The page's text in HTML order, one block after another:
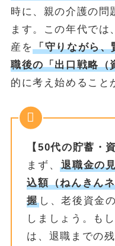
時に、親の介護の問
ます。この年代では
産を「守りながら、
職後の「出口戦略（
的に考え始めること
【50代の貯蓄・
まず、退職金の
込額（ねんきん
握 し、老後資金
しましょう。も
は、退職までの